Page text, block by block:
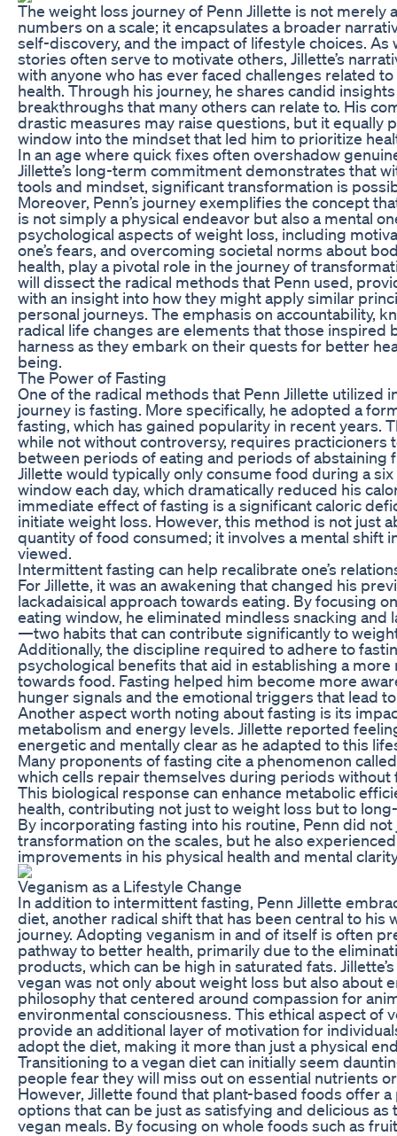
The weight loss journey of Penn Jillette is not merely
numbers on a scale; it encapsulates a broader
self-discovery, and the impact of lifestyle choices. As
stories often serve to motivate others, Jillette’s
with anyone who has ever faced challenges related
health. Through his journey, he shares candid
breakthroughs that many others can relate to. His
drastic measures may raise questions, but it equally
window into the mindset that led him to prioritize
In an age where quick fixes often overshadow
Jillette’s long-term commitment demonstrates that
tools and mindset, significant transformation is
Moreover, Penn’s journey exemplifies the concept
is not simply a physical endeavor but also a mental
psychological aspects of weight loss, including
one’s fears, and overcoming societal norms about
health, play a pivotal role in the journey of
will dissect the radical methods that Penn used,
with an insight into how they might apply similar
personal journeys. The emphasis on accountability,
radical life changes are elements that those inspired
harness as they embark on their quests for better
being.
The Power of Fasting
One of the radical methods that Penn Jillette utilized
journey is fasting. More specifically, he adopted a
fasting, which has gained popularity in recent years.
while not without controversy, requires practicioners
between periods of eating and periods of abstaining
Jillette would typically only consume food during a
window each day, which dramatically reduced his
immediate effect of fasting is a significant caloric
initiate weight loss. However, this method is not just
quantity of food consumed; it involves a mental shift
viewed.
Intermittent fasting can help recalibrate one’s
For Jillette, it was an awakening that changed his
lackadaisical approach towards eating. By focusing
eating window, he eliminated mindless snacking and
—two habits that can contribute significantly to
Additionally, the discipline required to adhere to
psychological benefits that aid in establishing a
towards food. Fasting helped him become more
hunger signals and the emotional triggers that lead
Another aspect worth noting about fasting is its
metabolism and energy levels. Jillette reported
energetic and mentally clear as he adapted to this
Many proponents of fasting cite a phenomenon called
which cells repair themselves during periods without
This biological response can enhance metabolic
health, contributing not just to weight loss but to
By incorporating fasting into his routine, Penn did not
transformation on the scales, but he also
improvements in his physical health and mental
Veganism as a Lifestyle Change
In addition to intermittent fasting, Penn Jillette
diet, another radical shift that has been central to his
journey. Adopting veganism in and of itself is often
pathway to better health, primarily due to the
products, which can be high in saturated fats.
vegan was not only about weight loss but also about
philosophy that centered around compassion for
environmental consciousness. This ethical aspect of
provide an additional layer of motivation for
adopt the diet, making it more than just a physical
Transitioning to a vegan diet can initially seem
people fear they will miss out on essential nutrients
However, Jillette found that plant-based foods offer
options that can be just as satisfying and delicious as
vegan meals. By focusing on whole foods such as